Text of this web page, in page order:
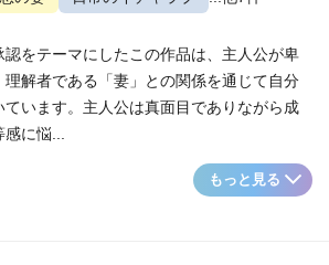
をテーマにしたこの作品は、主人公が卑
理解者である「妻」との関係を通じて自分
います。主人公は真面目でありながら成
に悩...
もっと見る